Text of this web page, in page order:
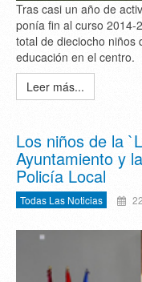
Tras casi un año de
ponía fin al curso 2014-
total de dieciocho niños
educación en el centro.
Leer más...
Los niños de la
Ayuntamiento y
Policía Local
Todas Las Noticias